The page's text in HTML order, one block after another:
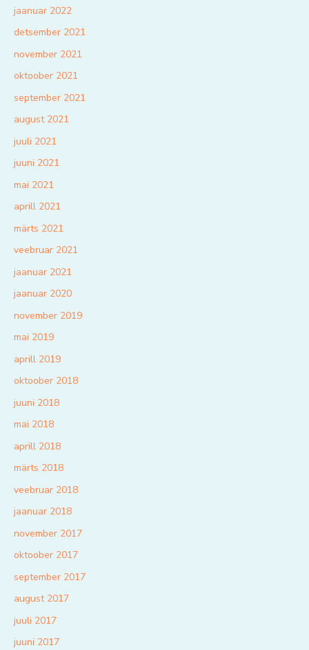
jaanuar 2022
detsember 2021
november 2021
oktoober 2021
september 2021
august 2021
juuli 2021
juuni 2021
mai 2021
aprill 2021
märts 2021
veebruar 2021
jaanuar 2021
jaanuar 2020
november 2019
mai 2019
aprill 2019
oktoober 2018
juuni 2018
mai 2018
aprill 2018
märts 2018
veebruar 2018
jaanuar 2018
november 2017
oktoober 2017
september 2017
august 2017
juuli 2017
juuni 2017